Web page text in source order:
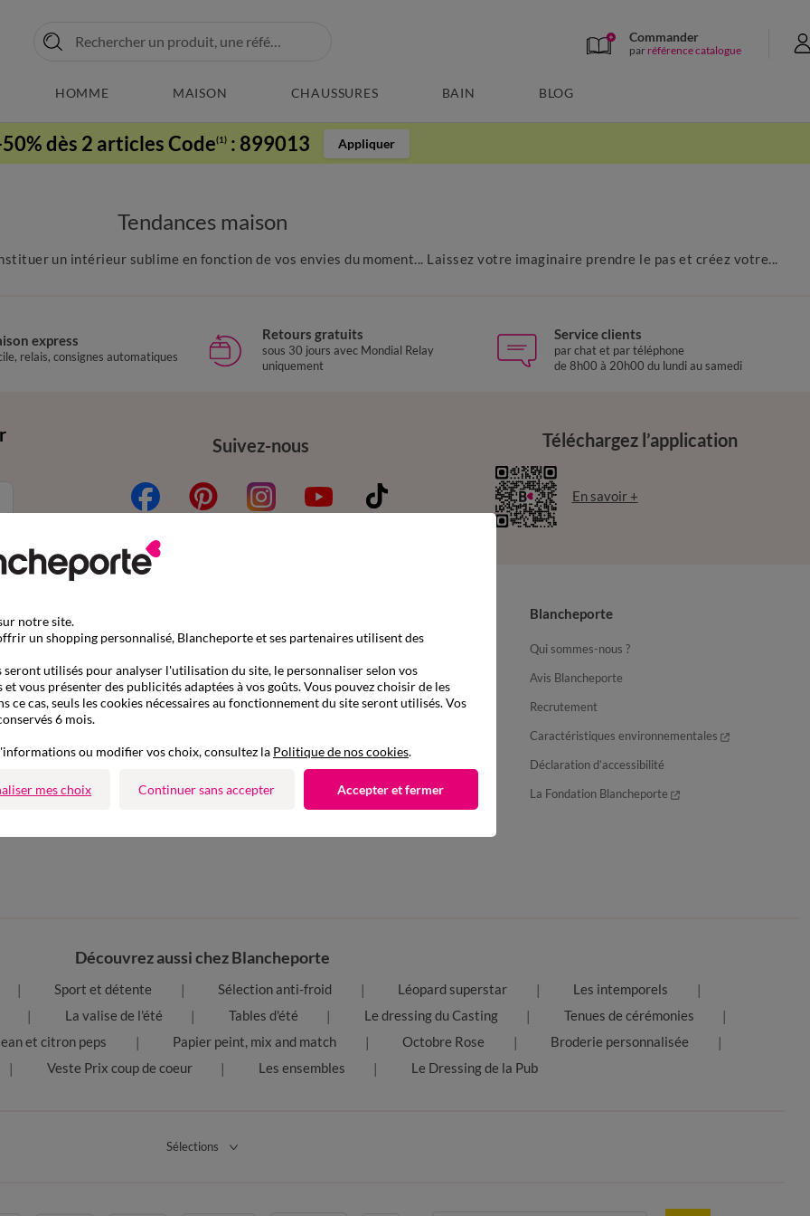
Commander
par référence catalogue
HOMME MAISON CHAUSSURES BAIN BLOG
dès 2 articles Code(1) : 899013 Appliquer
Tendances maison
un intérieur sublime en fonction de vos envies du moment... Laissez votre imaginaire prendre le pas et créez votre...
express
relais, consignes automatiques
Retours gratuits
sous 30 jours avec Mondial Relay
uniquement
Service clients
par chat et par téléphone
de 8h00 à 20h00 du lundi au samedi
Suivez-nous Téléchargez l’application
En savoir +
par référence catalogue
gratuits en Point Relais®
et codes promos
Contactez-nous
Questions fréquentes
Le blog Blancheporte
Blancheporte
Qui sommes-nous ?
Avis Blancheporte
Recrutement
Caractéristiques environnementales
Déclaration d’accessibilité
La Fondation Blancheporte
Découvrez aussi chez Blancheporte
Sport et détente Sélection anti-froid Léopard superstar
Les intemporels
La valise de l'été Tables d'été Le dressing du Casting
Tenues de cérémonies
et citron peps Papier peint, mix and match Octobre Rose
Broderie personnalisée
Veste Prix coup de coeur Les ensembles Le Dressing de la Pub
Sélections
notre site.
un shopping personnalisé, Blancheporte et ses partenaires utilisent des
seront utilisés pour analyser l'utilisation du site, le personnaliser selon vos
et vous présenter des publicités adaptées à vos goûts. Vous pouvez choisir de les
ce cas, seuls les cookies nécessaires au fonctionnement du site seront utilisés. Vos
6 mois.
ou modifier vos choix, consultez la Politique de nos cookies.
mes choix Continuer sans accepter Accepter et fermer